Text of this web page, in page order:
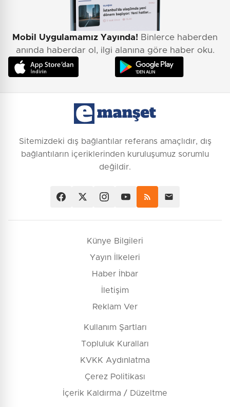
9 + 5 = ?
Gönder
Mobil Uygulamamız Yayında! Binlerce haberden
anında haberdar ol, ilgi alanına göre haber oku.
Sitemizdeki dış bağlantılar referans amaçlıdır, dış
bağlantıların içeriklerinden kuruluşumuz sorumlu
değildir.
Künye Bilgileri
Yayın İlkeleri
Haber İhbar
İletişim
Reklam Ver
Kullanım Şartları
Topluluk Kuralları
KVKK Aydınlatma
Çerez Politikası
İçerik Kaldırma / Düzeltme